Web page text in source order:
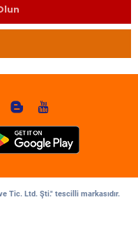
Tic. Ltd. Şti." tescilli markasıdır.